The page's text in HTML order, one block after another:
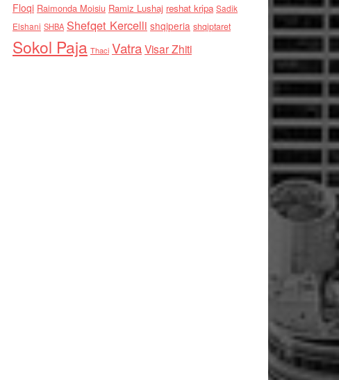
Floqi Raimonda Moisiu Ramiz Lushaj reshat kripa Sadik
Elshani SHBA Shefqet Kercelli shqiperia shqiptaret
Sokol Paja Thaci VatraVisar Zhiti